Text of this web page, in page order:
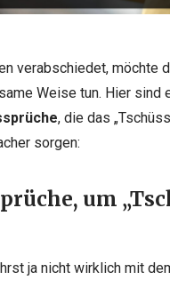
verabschiedet, möchte
Weise tun. Hier sind
, die das
sorgen:
um
ja nicht wirklich mit